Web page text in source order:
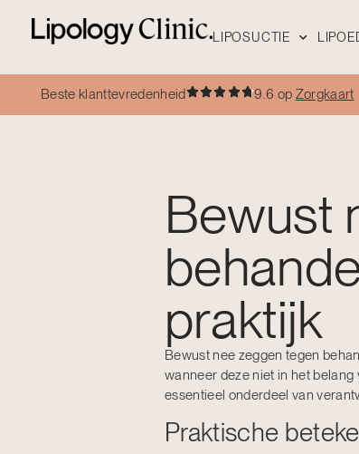
LIPOSUCTIE
Beste klanttevredenheid 9.6 op Zorgkaart
Bewust
praktijk
Bewust nee zeggen tegen
wanneer deze niet in het belang
essentieel onderdeel van
Praktische